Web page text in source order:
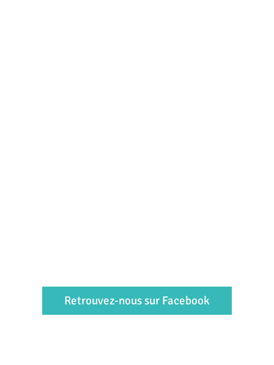
Retrouvez-nous sur Facebook